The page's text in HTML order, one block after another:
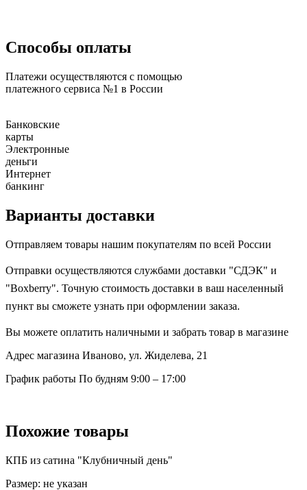
Способы оплаты
Платежи осуществляются с помощью
платежного сервиса №1 в России
Банковские
карты
Электронные
деньги
Интернет
банкинг
Варианты доставки
Отправляем товары нашим покупателям по всей России
Отправки осуществляются службами доставки "СДЭК" и
"Boxberry". Точную стоимость доставки в ваш населенный
пункт вы сможете узнать при оформлении заказа.
Вы можете оплатить наличными и забрать товар в магазине
Адрес магазина Иваново, ул. Жиделева, 21
График работы По будням 9:00 – 17:00
Похожие товары
КПБ из сатина "Клубничный день"
Размер: не указан